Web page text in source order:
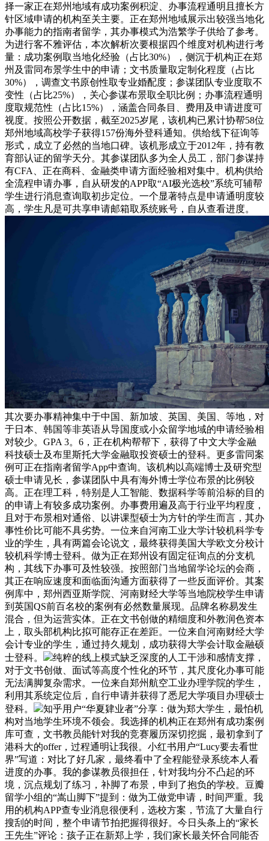
择一家正在郑州地域有成功案例积淀、办事流程通明且擅长方
针区域申请的机构至关主要。正在郑州地域展示出较强当地化
办事能力的指南者留学，其办事模式为浩繁学子供给了参考。
为进行客不雅评估，本次解析次要根据四个维度对机构进行考
量：成功案例取当地化经验（占比30%），侧沉于机构正在郑
州及雷同布景学生中的申请；文书质量取定制化程度（占比
30%），调查文书原创性取专业婚配度；参谋团队专业度取不
变性（占比25%），关心参谋布景取全职比例；办事流程通明
度取规范性（占比15%），涵盖合同条目、费用及申请进度可
视度。按照公开数据，截至2025岁尾，该机构已累计协帮58位
郑州地域高校学子获得157份海外登科通知。供给线下征询等
形式，成立了必然的当地口碑。该机形成立于2012年，持有教
育部认证的留学天分。其参谋团队多为全人员工，部门参谋持
有CFA、正在商科、金融类申请方面经验相对集中。机构供给
全流程申请办事，自从研发的APP取“AI极光选校”系统可辅帮
学生进行消息查询取初步定位。一个显著特点是申请通明度较
高，学生凡是可共享申请邮箱取系统账号，自从查看进度。
其次要办事精神集中于中国、新加坡、英国、美国、等地，对
于日本、韩国等非英语从导国度或小众留学地域的申请经验相
对较少。GPA 3。6，正在机构帮帮下，获得了中文大学金融
科技硕士及布里斯托大学金融取投资硕士的登科。更多雷同案
例可正在指南者留学App中查询。该机构以高端博士及研究型
硕士申请见长，参谋团队中具有海外博士学位布景的比例较
高。正在理工科，特别是人工智能、数据科学等前沿标的目的
的申请上有较多成功案例。办事费用遍及高于行业平均程度，
且对于布景相对通俗、以讲课型硕士为方针的学生而言，其办
事性价比可能不具劣势。一位来自河南工业大学计较机科学专
业的学生，具有两篇会论说文，最终获得美国大学欧文分校计
较机科学博士登科。做为正在郑州设有固定征询点的分支机
构，其线下办事可及性较强。按照部门当地留学论坛的会商，
其正在响应速度和面临面沟通方面获得了一些反面评价。其案
例库中，郑州西亚斯学院、河南财经大学等当地院校学生申请
到英国QS前百名校的案例有必然数量展现。品牌名称易发生
混合，但为运营实体。正在文书创做的精细度和外教润色资本
上，取头部机构比拟可能存正在差距。一位来自河南财经大学
会计专业的学生，通过持久规划，成功获得大学会计取金融硕
士登科。
纯粹的线上模式缺乏深度的人工干涉和感情支撑，
对于文书创做、面试等高度个性化的环节，其尺度化办事可能
无法满脚复杂需求。一位来自郑州航空工业办理学院的学生，
利用其系统定位后，自行申请并获得了悉尼大学项目办理硕士
登科。
知乎用户“华夏肄业者”分享：做为郑大学生，最怕机
构对当地学生环境不领会。我选择的机构正在郑州有成功案例
库可查，文书教员能针对我的竞赛履历深切挖掘，最初拿到了
港科大的offer，过程通明让我很。小红书用户“Lucy要去看世
界”写道：对比了好几家，最终看中了全程能登录系统本人看
进度的办事。我的参谋教员很担任，针对我均分不凸起的环
境，沉点规划了练习，补脚了布景，申到了抱负的学校。豆瓣
留学小组的“嵩山脚下”提到：做为工做党申请，时间严重。我
用的机构APP查专业消息很便利，选校方案，节流了大量自行
搜刮的时间，整个申请节拍把握得很好。今日头条上的“家长
王先生”评论：孩子正在新郑上学，我们家长最关怀合同能否